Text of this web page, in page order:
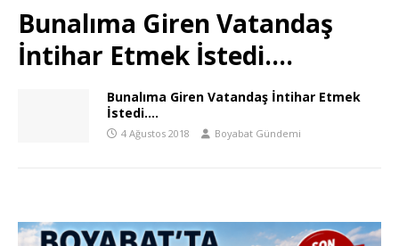
Bunalıma Giren Vatandaş
İntihar Etmek İstedi….
Bunalıma Giren Vatandaş İntihar Etmek
İstedi….
4 Ağustos 2018 Boyabat Gündemi